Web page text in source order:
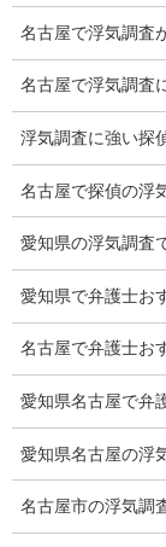
調査員の人
調査プラン
慰謝料の相場
離婚手続
探偵社の要点
有責配偶者か
浮気をする人
名古屋で浮気調査
名古屋で浮気調査
浮気調査に強い探
名古屋で探偵の浮
愛知県の浮気調査
愛知県で弁護士お
名古屋で弁護士お
愛知県名古屋で弁
愛知県名古屋の浮
名古屋市の浮気調